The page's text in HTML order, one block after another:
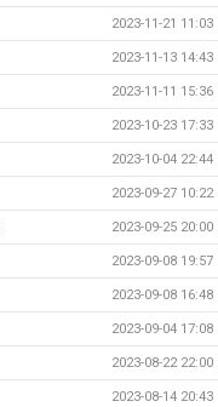
2023-11-21 11:03
2023-11-13 14:43
2023-11-11 15:36
2023-10-23 17:33
2023-10-04 22:44
2023-09-27 10:22
2023-09-25 20:00
2023-09-08 19:57
2023-09-08 16:48
2023-09-04 17:08
2023-08-22 22:00
2023-08-14 20:43